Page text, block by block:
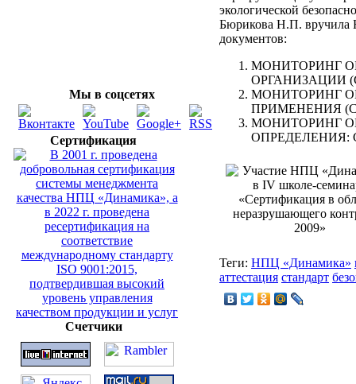
Мы в соцсетях
Сертификация
Счетчики
экологической
Бюрикова Н.П. вручила
документов:
МОНИТОРИНГ
ОРГАНИЗАЦИИ
МОНИТОРИНГ
ПРИМЕНЕНИЯ
МОНИТОРИНГ
ОПРЕДЕЛЕНИЯ:
Теги: НПЦ «Динамика»
аттестация стандарт